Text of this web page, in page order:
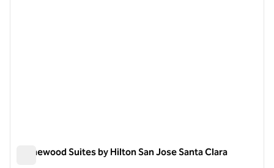
Homewood Suites by Hilton San Jose Santa Clara